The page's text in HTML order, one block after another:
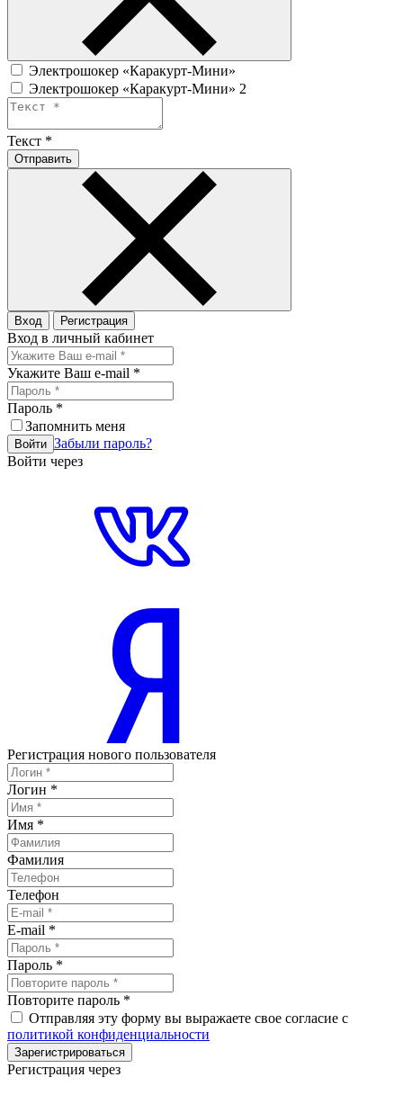
Электрошокер «Каракурт-Мини»
Электрошокер «Каракурт-Мини» 2
Текст *
Отправить
Вход Регистрация
Вход в личный кабинет
Укажите Ваш e-mail *
Пароль *
Запомнить меня
Войти Забыли пароль?
Войти через
Регистрация нового пользователя
Логин *
Имя *
Фамилия
Телефон
E-mail *
Пароль *
Повторите пароль *
Отправляя эту форму вы выражаете свое согласие с
политикой конфиденциальности
Зарегистрироваться
Регистрация через